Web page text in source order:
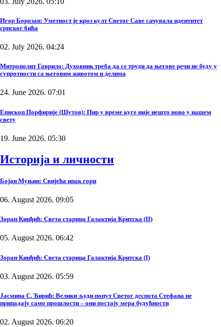
Игор Борозан: Уметност је кроз култ Светог Саве сачувала идентитет
српског бића
02. July 2026. 04:24
Митрополит Гаврило: Духовник треба да се труди да његове речи не буду у
супротности са његовим животом и делима
24. June 2026. 07:01
Епископ Порфирије (Шутов): Пир у време куге није нешто ново у нашем
свету
19. June 2026. 05:30
Историја и личности
Бојан Муњин: Свијећа ипак гори
06. August 2026. 09:05
Зоран Кинђић: Света старица Галактија Критска (II)
05. August 2026. 06:42
Зоран Кинђић: Света старица Галактија Критска (I)
03. August 2026. 05:59
Јасмина С. Ћирић: Велики људи попут Светог деспота Стефана не
припадају само прошлости – они постају мера будућности
02. August 2026. 06:20